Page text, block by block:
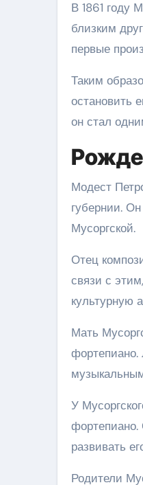
В 1861 году
близким
первые
Таким
остановить
он стал
Модест
губернии.
Мусоргской.
Отец
связи с
культурную
Мать
У
фортепиано.
развивать
Родители